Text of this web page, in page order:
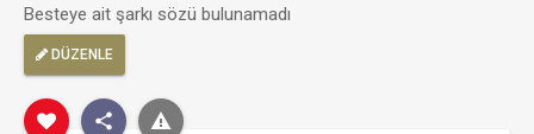
Besteye ait şarkı sözü bulunamadı
DÜZENLE